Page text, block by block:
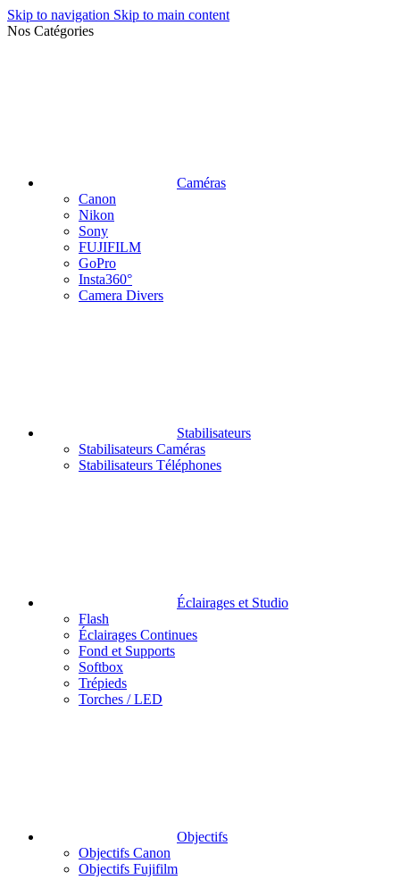
Skip to navigation Skip to main content
Nos Catégories
Caméras
Canon
Nikon
Sony
FUJIFILM
GoPro
Insta360°
Camera Divers
Stabilisateurs
Stabilisateurs Caméras
Stabilisateurs Téléphones
Éclairages et Studio
Flash
Éclairages Continues
Fond et Supports
Softbox
Trépieds
Torches / LED
Objectifs
Objectifs Canon
Objectifs Fujifilm